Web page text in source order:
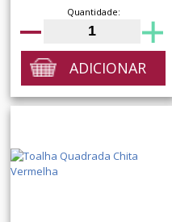
Quantidade:
ADICIONAR